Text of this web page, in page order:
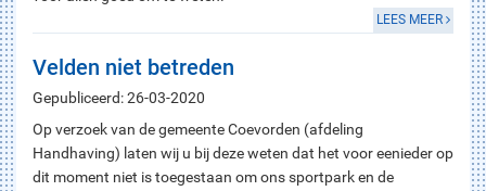
LEES MEER
Velden niet betreden
Gepubliceerd: 26-03-2020
Op verzoek van de gemeente Coevorden (afdeling
Handhaving) laten wij u bij deze weten dat het voor eenieder op
dit moment niet is toegestaan om ons sportpark en de